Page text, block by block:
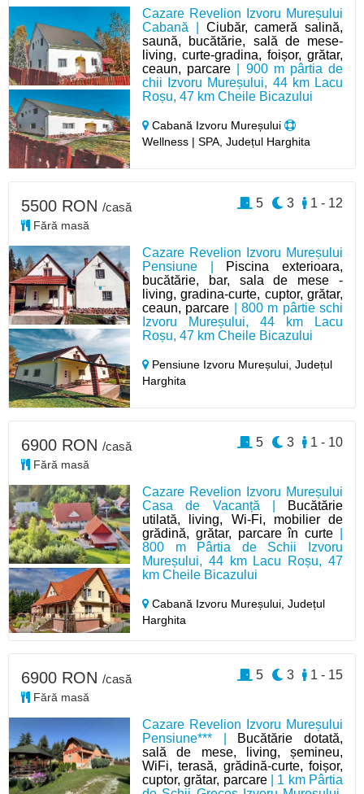
Cazare Revelion Izvoru Mureșului
Cabană | Ciubăr, cameră salină,
saună, bucătărie, sală de mese-
living, curte-gradina, foișor, grătar,
ceaun, parcare | 900 m pârtia de
chii Izvoru Mureșului, 44 km Lacu
Roșu, 47 km Cheile Bicazului
Cabană Izvoru Mureșului
Wellness | SPA, Județul Harghita
Cazare Revelion Izvoru Mureșului
Pensiune | Piscina exterioara,
bucătărie, bar, sala de mese -
living, gradina-curte, cuptor, grătar,
ceaun, parcare | 800 m pârtie schi
Izvoru Mureșului, 44 km Lacu
Roșu, 47 km Cheile Bicazului
Pensiune Izvoru Mureșului,Județul
Harghita
5500 RON /casă
Fără masă
1 - 12
3
5
Cazare Revelion Izvoru Mureșului
Casa de Vacanță |
Bucătărie
utilată, living, Wi-Fi, mobilier de
grădină, grătar, parcare în curte
800 m Pârtia de Schii Izvoru
Mureșului, 44 km Lacu Roșu, 47
km Cheile Bicazului
Cabană Izvoru Mureșului,Județul
Harghita
6900 RON /casă
Fără masă
1 - 10
3
5
Cazare Revelion Izvoru Mureșului
Pensiune*** | Bucătărie dotată,
sală de mese, living, șemineu,
WiFi, terasă, grădină-curte, foișor,
cuptor, grătar, parcare| 1 km Pârtia
6900 RON /casă
Fără masă
1 - 15
3
5